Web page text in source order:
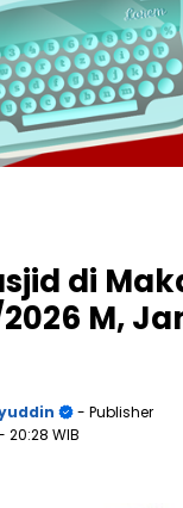
di
M,
- Publisher
20:28 WIB